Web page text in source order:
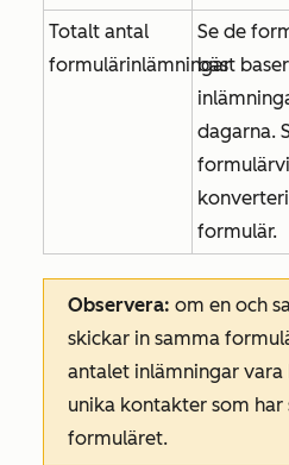
Totalt antal
formulärinlämningar
Se de
bäst
dagarna.
formulär.
Observera: om en och
skickar in samma
antalet inlämningar
unika kontakter som har
formuläret.